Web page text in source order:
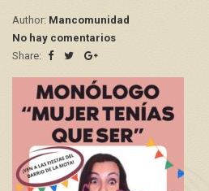
Author: Mancomunidad
No hay comentarios
Share: